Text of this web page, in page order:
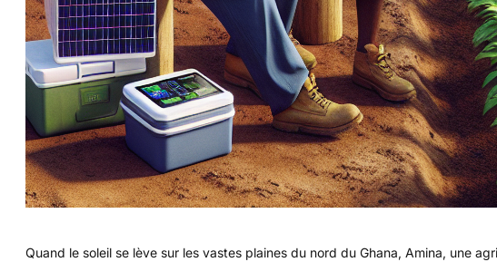
Quand le soleil se lève sur les vastes plaines du nord du Ghana, Amina, une